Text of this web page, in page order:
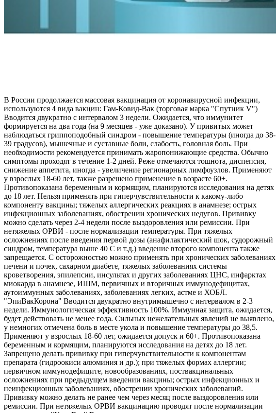
В России продолжается массовая вакцинация от коронавирусной инфекции,
используются 4 вида вакцин: Гам-Ковид-Вак (торговая марка "Спутник V")
Вводится двукратно с интервалом 3 недели. Ожидается, что иммунитет
формируется на два года (на 9 месяцев - уже доказано). У привитых может
наблюдаться гриппоподобный синдром - повышение температуры (иногда до 38-
39 градусов), мышечные и суставные боли, слабость, головная боль. При
необходимости рекомендуется принимать жаропонижающие средства. Обычно
симптомы проходят в течение 1-2 дней. Реже отмечаются тошнота, диспепсия,
снижение аппетита, иногда - увеличение регионарных лимфоузлов. Применяют
у взрослых 18-60 лет, также разрешено применение в возрасте 60+.
Противопоказана беременным и кормящим, планируются исследования на детях
до 18 лет. Нельзя применять при гиперчувствительности к какому-либо
компоненту вакцины; тяжелых аллергических реакциях в анамнезе; острых
инфекционных заболеваниях, обострении хронических недугов. Прививку
можно сделать через 2-4 недели после выздоровления или ремиссии. При
нетяжелых ОРВИ - после нормализации температуры. При тяжелых
осложнениях после введения первой дозы (анафилактический шок, судорожный
синдром, температура выше 40 С и т.д.) введение второго компонента также
запрещается. С осторожностью можно применять при хронических заболеваниях
печени и почек, сахарном диабете, тяжелых заболеваниях системы
кроветворения, эпилепсии, инсультах и других заболеваниях ЦНС, инфарктах
миокарда в анамнезе, ИШМ, первичных и вторичных иммунодефицитах,
аутоиммунных заболеваниях, заболеваниях легких, астме и ХОБЛ.
"ЭпиВакКорона" Вводится двукратно внутримышечно с интервалом в 2-3
недели. Иммунологическая эффективность 100%. Иммунная защита, ожидается,
будет действовать не менее года. Сильных нежелательных явлений не выявлено,
у немногих отмечена боль в месте укола и повышение температуры до 38,5.
Применяют у взрослых 18-60 лет, ожидается допуск и 60+. Противопоказана
беременным и кормящим, планируются исследования на детях до 18 лет.
Запрещено делать прививку при гиперчувствительности к компонентам
препарата (гидроокиси алюминия и др.); при тяжелых формах аллергии;
первичном иммунодефиците, новообразованиях, поствакцинальных
осложнениях при предыдущем введении вакцины; острых инфекционных и
неинфекционных заболеваниях, обострении хронических заболеваний.
Прививку можно делать не ранее чем через месяц после выздоровления или
ремиссии. При нетяжелых ОРВИ вакцинацию проводят после нормализации